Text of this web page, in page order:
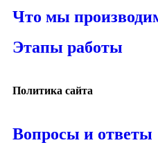
Что мы
Этапы работы
Политика сайта
Вопросы и ответы